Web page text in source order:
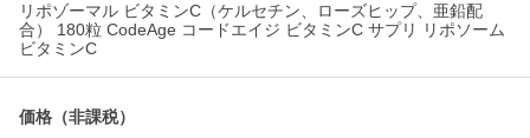
リポゾーマル ビタミンC（ケルセチン、ローズヒップ、亜鉛配
合） 180粒 CodeAge コードエイジ ビタミンC サプリ リポソーム
ビタミンC
価格 （非課税）